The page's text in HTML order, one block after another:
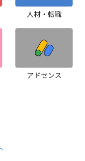
人材・転職
アドセンス